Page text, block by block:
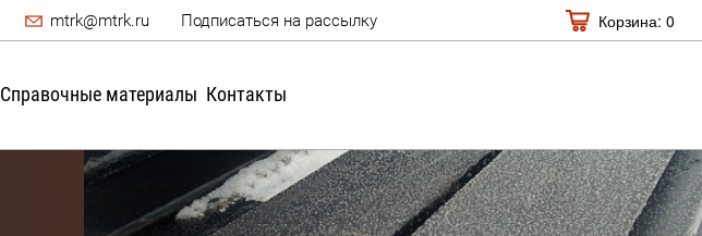
mtrk@mtrk.ru Подписаться на рассылку Корзина: 0
Справочные материалы Контакты